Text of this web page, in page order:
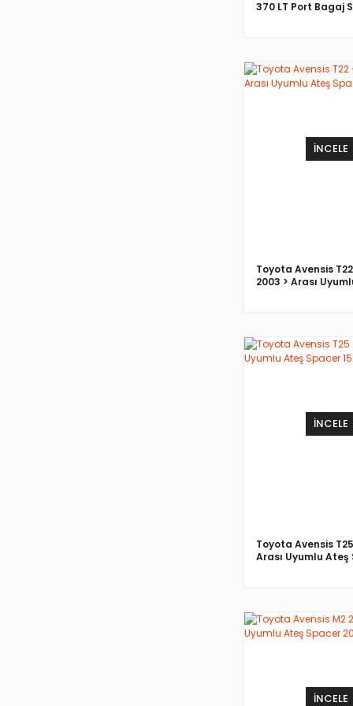
370 LT Port Bagaj
İNCELE
Toyota Avensis
2003 > Arası
İNCELE
Toyota Avensis
Arası Uyumlu Ateş
İNCELE